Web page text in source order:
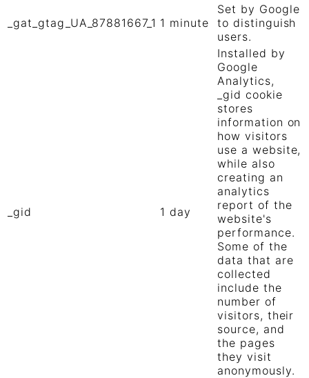
_gat_gtag_UA_87881667_1 1 minute
Set by Google
to distinguish
users.
_gid 1 day
Installed by
Google
Analytics,
_gid cookie
stores
information on
how visitors
use a website,
while also
creating an
analytics
report of the
website's
performance.
Some of the
data that are
collected
include the
number of
visitors, their
source, and
the pages
they visit
anonymously.